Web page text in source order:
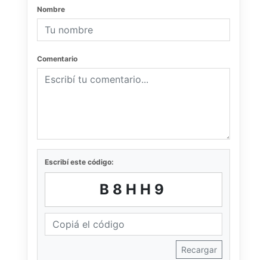
Nombre
Comentario
Escribí este código:
B8HH9
Recargar